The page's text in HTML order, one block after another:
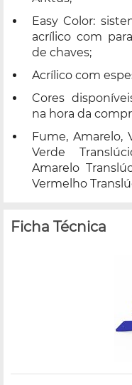
Easy Color:
acrílico com
de chaves;
Acrílico com
Cores
na hora da
Fume, Amarelo,
Verde
Amarelo
Vermelho
Ficha Técnica